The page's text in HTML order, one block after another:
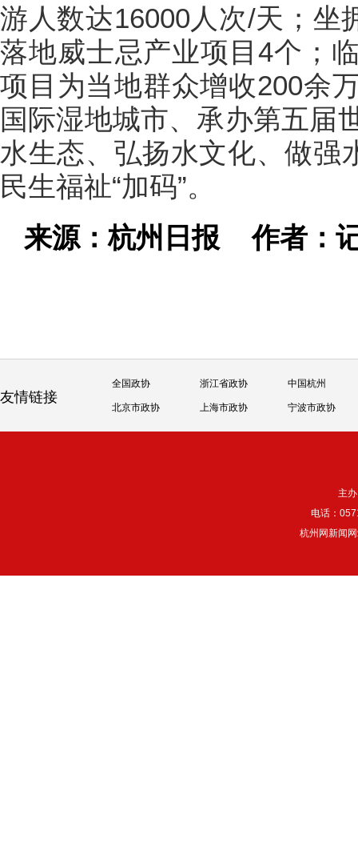
游人数达16000人次/天；坐
落地威士忌产业项目4个；
项目为当地群众增收200余
国际湿地城市、承办第五届
水生态、弘扬水文化、做强
民生福祉“加码”。
来源：杭州日报作者：
友情链接
全国政协 浙江省政协 中国杭州
北京市政协 上海市政协 宁波市政协
主
电话：
杭州网新闻